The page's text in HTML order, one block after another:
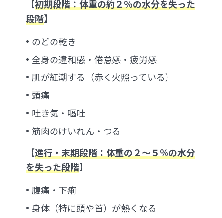
【初期段階：体重の約２％の水分を失った
段階】
のどの乾き
全身の違和感・倦怠感・疲労感
肌が紅潮する（赤く火照っている）
頭痛
吐き気・嘔吐
筋肉のけいれん・つる
【進行・末期段階：体重の２〜５％の水分
を失った段階】
腹痛・下痢
身体（特に頭や首）が熱くなる